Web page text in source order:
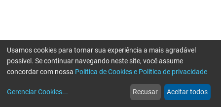
web
Notícias
more_horiz
Mais
Usamos cookies para tornar sua experiência a mais agradável
possível. Se continuar navegando neste site, você assume
concordar com nossa Política de Cookies e Política de privacidade
Gerenciar Cookies... Recusar Aceitar todos
Erro ao enviar informações, por favor tente novamente